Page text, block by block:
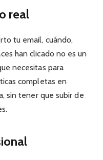
real
tu email, cuándo,
han clicado no es un
necesitas para
completas en
sin tener que subir de